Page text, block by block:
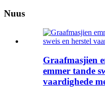
Nuus
Graafmasjien
emmer tande
vaardighede